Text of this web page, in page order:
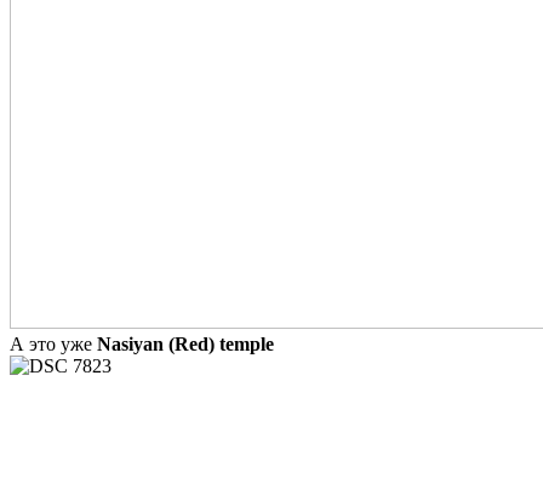
А это уже Nasiyan (Red) temple